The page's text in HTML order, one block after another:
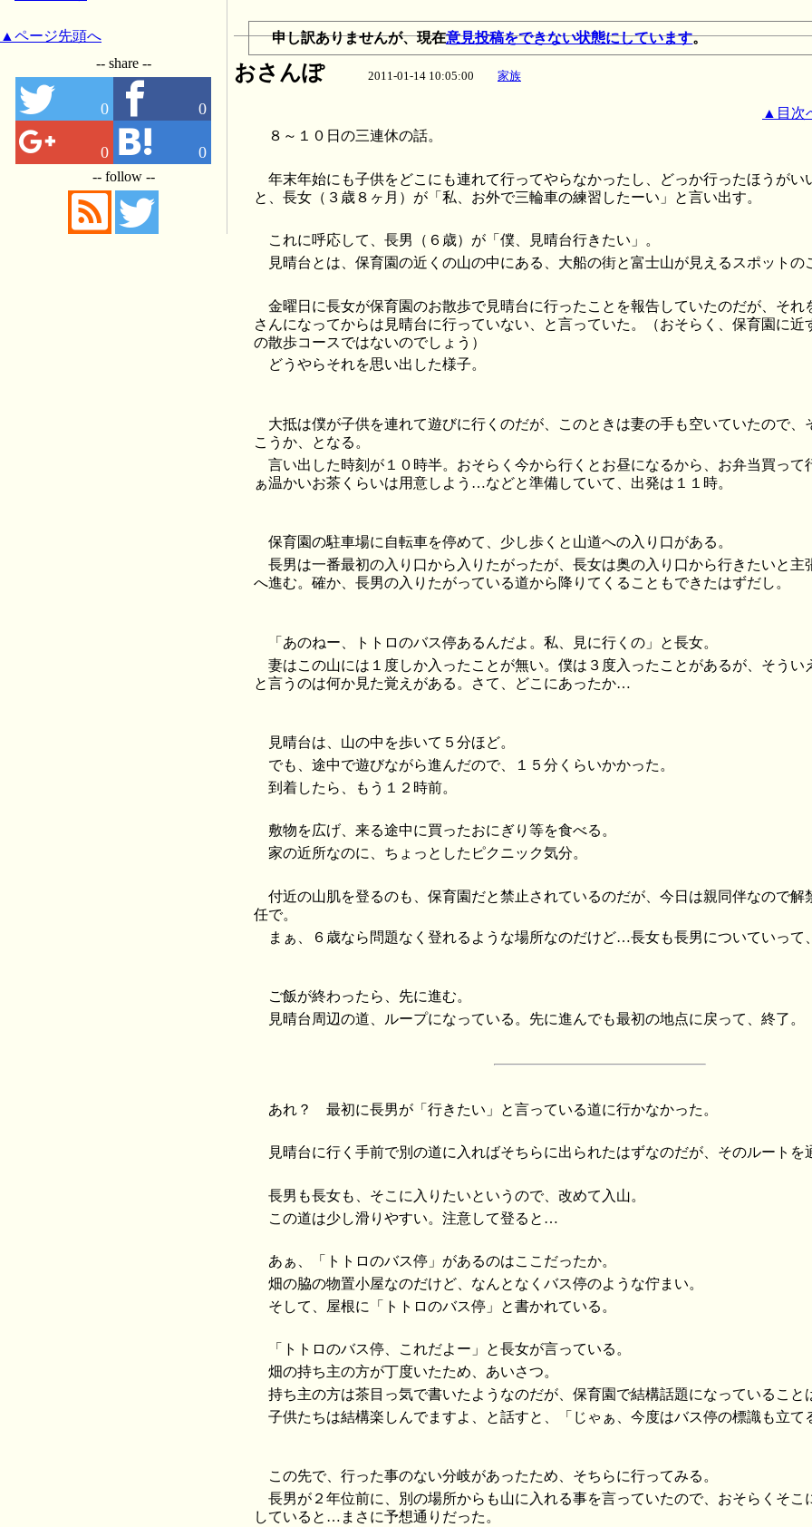
申し訳ありませんが、現在意見投稿をできない状態にしています。
おさんぽ 2011-01-14 10:05:00 家族
▲目次
８～１０日の三連休の話。
年末年始にも子供をどこにも連れて行ってやらなかったし、どっか行ったほうが
と、長女（３歳８ヶ月）が「私、お外で三輪車の練習したーい」と言い出す。
これに呼応して、長男（６歳）が「僕、見晴台行きたい」。
見晴台とは、保育園の近くの山の中にある、大船の街と富士山が見えるスポットの
金曜日に長女が保育園のお散歩で見晴台に行ったことを報告していたのだが、それ
さんになってからは見晴台に行っていない、と言っていた。（おそらく、保育園に近
の散歩コースではないのでしょう）
どうやらそれを思い出した様子。
大抵は僕が子供を連れて遊びに行くのだが、このときは妻の手も空いていたので、
こうか、となる。
言い出した時刻が１０時半。おそらく今から行くとお昼になるから、お弁当買っ
ぁ温かいお茶くらいは用意しよう…などと準備していて、出発は１１時。
保育園の駐車場に自転車を停めて、少し歩くと山道への入り口がある。
長男は一番最初の入り口から入りたがったが、長女は奥の入り口から行きたいと主
へ進む。確か、長男の入りたがっている道から降りてくることもできたはずだし。
「あのねー、トトロのバス停あるんだよ。私、見に行くの」と長女。
妻はこの山には１度しか入ったことが無い。僕は３度入ったことがあるが、そうい
と言うのは何か見た覚えがある。さて、どこにあったか…
見晴台は、山の中を歩いて５分ほど。
でも、途中で遊びながら進んだので、１５分くらいかかった。
到着したら、もう１２時前。
敷物を広げ、来る途中に買ったおにぎり等を食べる。
家の近所なのに、ちょっとしたピクニック気分。
付近の山肌を登るのも、保育園だと禁止されているのだが、今日は親同伴なので解
任で。
まぁ、６歳なら問題なく登れるような場所なのだけど…長女も長男についていって
ご飯が終わったら、先に進む。
見晴台周辺の道、ループになっている。先に進んでも最初の地点に戻って、終了。
あれ？ 最初に長男が「行きたい」と言っている道に行かなかった。
見晴台に行く手前で別の道に入ればそちらに出られたはずなのだが、そのルートを
長男も長女も、そこに入りたいというので、改めて入山。
この道は少し滑りやすい。注意して登ると…
あぁ、「トトロのバス停」があるのはここだったか。
畑の脇の物置小屋なのだけど、なんとなくバス停のような佇まい。
そして、屋根に「トトロのバス停」と書かれている。
「トトロのバス停、これだよー」と長女が言っている。
畑の持ち主の方が丁度いたため、あいさつ。
持ち主の方は茶目っ気で書いたようなのだが、保育園で結構話題になっていること
子供たちは結構楽しんでますよ、と話すと、「じゃぁ、今度はバス停の標識も立て
この先で、行った事のない分岐があったため、そちらに行ってみる。
長男が２年位前に、別の場所からも山に入れる事を言っていたので、おそらくそこ
していると…まさに予想通りだった。
▲ページ先頭へ
-- share --
0 0
0 0
-- follow --